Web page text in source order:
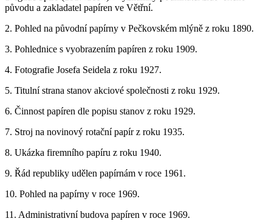
původu a zakladatel papíren ve Větřní.
2. Pohled na původní papírny v Pečkovském mlýně z roku 1890.
3. Pohlednice s vyobrazením papíren z roku 1909.
4. Fotografie Josefa Seidela z roku 1927.
5. Titulní strana stanov akciové společnosti z roku 1929.
6. Činnost papíren dle popisu stanov z roku 1929.
7. Stroj na novinový rotační papír z roku 1935.
8. Ukázka firemního papíru z roku 1940.
9. Řád republiky udělen papírnám v roce 1961.
10. Pohled na papírny v roce 1969.
11. Administrativní budova papíren v roce 1969.